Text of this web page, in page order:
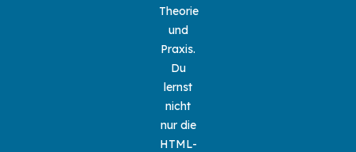
Theorie
und
Praxis.
Du
lernst
nicht
nur die
HTML-